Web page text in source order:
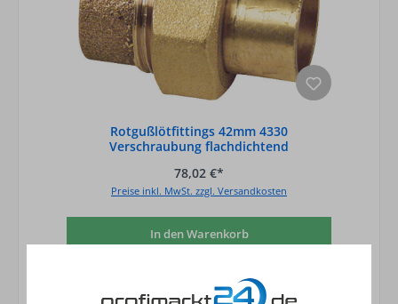
Rotgußlötfittings 42mm 4330
Verschraubung flachdichtend
78,02 €*
Preise inkl. MwSt. zzgl. Versandkosten
In den Warenkorb